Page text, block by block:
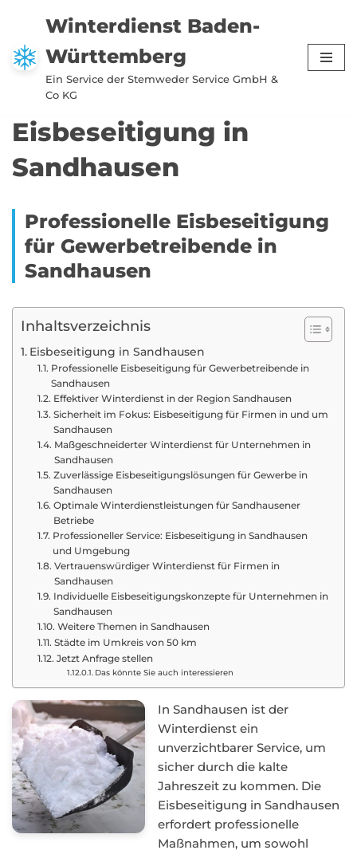
Zum
Inhalt
springen
Winterdienst Baden-
Württemberg
Ein Service der Stemweder Service GmbH &
Co KG
Eisbeseitigung in
Sandhausen
Professionelle Eisbeseitigung
für Gewerbetreibende in
Sandhausen
Inhaltsverzeichnis
Eisbeseitigung in Sandhausen
Professionelle Eisbeseitigung für Gewerbetreibende in
Sandhausen
Effektiver Winterdienst in der Region Sandhausen
Sicherheit im Fokus: Eisbeseitigung für Firmen in und um
Sandhausen
Maßgeschneiderter Winterdienst für Unternehmen in
Sandhausen
Zuverlässige Eisbeseitigungslösungen für Gewerbe in
Sandhausen
Optimale Winterdienstleistungen für Sandhausener
Betriebe
Professioneller Service: Eisbeseitigung in Sandhausen
und Umgebung
Vertrauenswürdiger Winterdienst für Firmen in
Sandhausen
Individuelle Eisbeseitigungskonzepte für Unternehmen in
Sandhausen
Weitere Themen in Sandhausen
Städte im Umkreis von 50 km
Jetzt Anfrage stellen
Das könnte Sie auch interessieren
In Sandhausen ist der
Winterdienst ein
unverzichtbarer Service, um
sicher durch die kalte
Jahreszeit zu kommen. Die
Eisbeseitigung in Sandhausen
erfordert professionelle
Maßnahmen, um sowohl